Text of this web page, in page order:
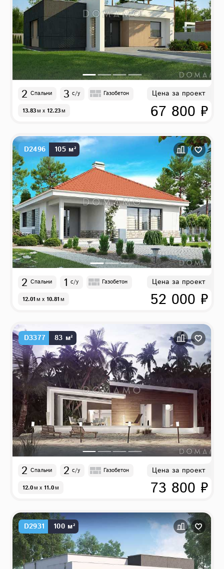
2 Спальни 3 с/у Газобетон
13.83м x 12.23м
Цена за проект
67 800 ₽
D2496 105 м²
2 Спальни 1 с/у Газобетон
12.01м x 10.81м
Цена за проект
52 000 ₽
D3377 83 м²
2 Спальни 2 с/у Газобетон
12.0м x 11.0м
Цена за проект
73 800 ₽
D2931 100 м²